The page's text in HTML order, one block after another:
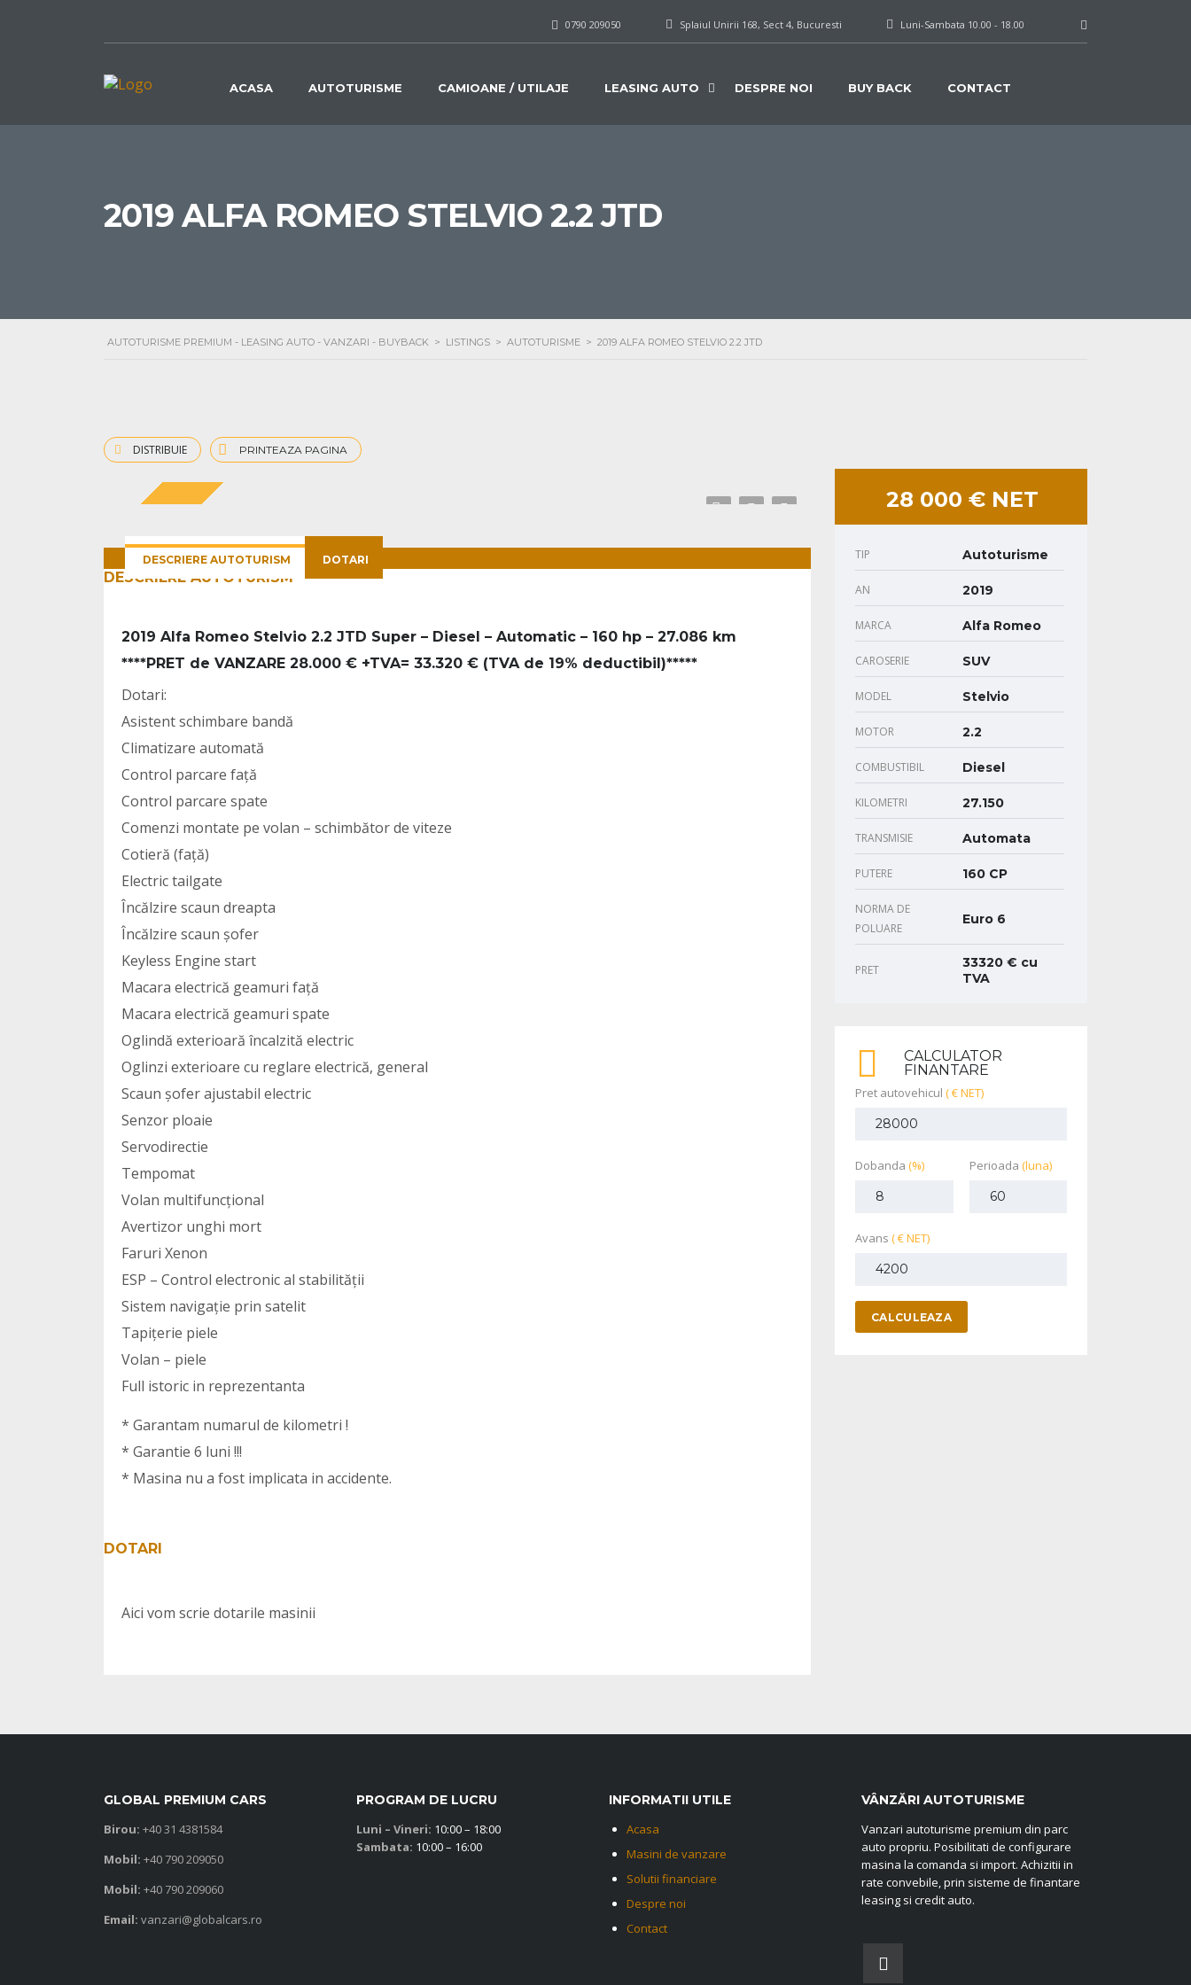
Luni-Sambata 10.00 - 18.00
Splaiul Unirii 168, Sect 4, Bucuresti
0790 209050
ACASA AUTOTURISME CAMIOANE / UTILAJE LEASING AUTO DESPRE NOI BUY BACK CONTACT
2019 ALFA ROMEO STELVIO 2.2 JTD
AUTOTURISME PREMIUM - LEASING AUTO - VANZARI - BUYBACK > LISTINGS > AUTOTURISME > 2019 ALFA ROMEO STELVIO 2.2 JTD
DISTRIBUIE PRINTEAZA PAGINA
DESCRIERE AUTOTURISM DOTARI
DESCRIERE AUTOTURISM
2019 Alfa Romeo Stelvio 2.2 JTD Super – Diesel – Automatic – 160 hp – 27.086 km
****PRET de VANZARE 28.000 € +TVA= 33.320 € (TVA de 19% deductibil)*****
Dotari:
Asistent schimbare bandă
Climatizare automată
Control parcare față
Control parcare spate
Comenzi montate pe volan – schimbător de viteze
Cotieră (față)
Electric tailgate
Încălzire scaun dreapta
Încălzire scaun șofer
Keyless Engine start
Macara electrică geamuri față
Macara electrică geamuri spate
Oglindă exterioară încalzită electric
Oglinzi exterioare cu reglare electrică, general
Scaun șofer ajustabil electric
Senzor ploaie
Servodirectie
Tempomat
Volan multifuncțional
Avertizor unghi mort
Faruri Xenon
ESP – Control electronic al stabilității
Sistem navigație prin satelit
Tapițerie piele
Volan – piele
Full istoric in reprezentanta
* Garantam numarul de kilometri !
* Garantie 6 luni !!!
* Masina nu a fost implicata in accidente.
DOTARI
Aici vom scrie dotarile masinii
28 000 € NET
TIP Autoturisme
AN 2019
MARCA Alfa Romeo
CAROSERIE SUV
MODEL Stelvio
MOTOR 2.2
COMBUSTIBIL Diesel
KILOMETRI 27.150
TRANSMISIE Automata
PUTERE 160 CP
NORMA DE
POLUARE
Euro 6
PRET
33320 € cu
TVA
CALCULATOR
FINANTARE
Pret autovehicul ( € NET)
Dobanda (%) Perioada (luna)
Avans ( € NET)
CALCULEAZA
GLOBAL PREMIUM CARS
Birou: +40 31 4381584
Mobil: +40 790 209050
Mobil: +40 790 209060
Email: vanzari@globalcars.ro
PROGRAM DE LUCRU
Luni – Vineri: 10:00 – 18:00
Sambata: 10:00 – 16:00
INFORMATII UTILE
Acasa
Masini de vanzare
Solutii financiare
Despre noi
Contact
VÂNZĂRI AUTOTURISME
Vanzari autoturisme premium din parc
auto propriu. Posibilitati de configurare
masina la comanda si import. Achizitii in
rate convebile, prin sisteme de finantare
leasing si credit auto.